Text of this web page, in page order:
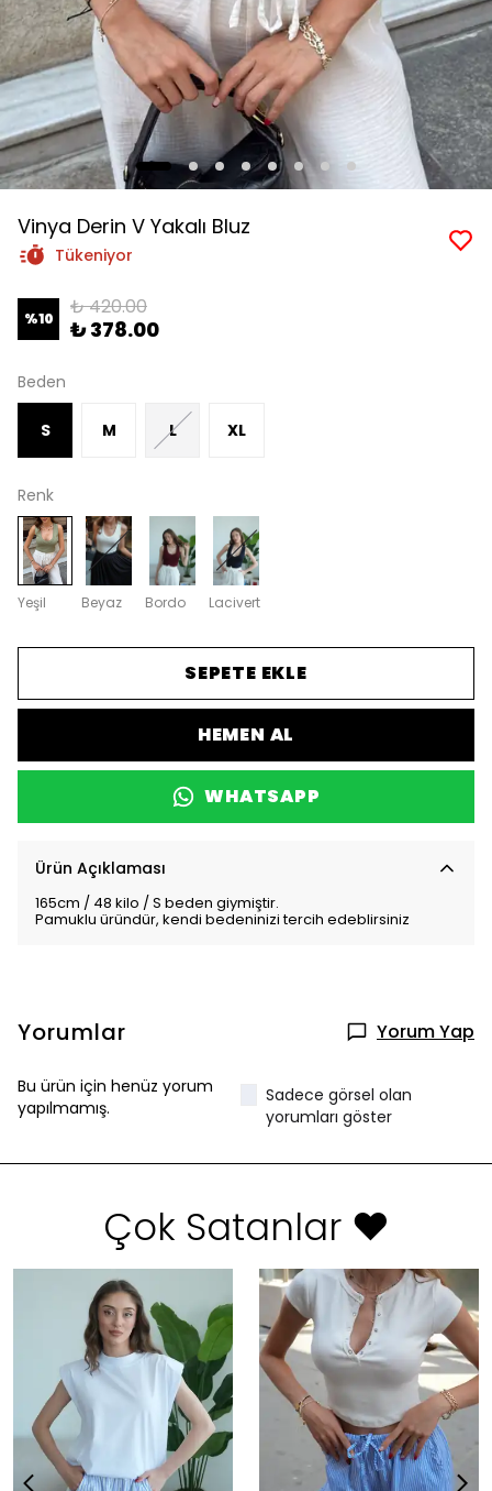
Vinya Derin V Yakalı Bluz
Tükeniyor
%10 ₺ 420.00
₺ 378.00
Beden
S M L XL
Renk
Yeşil Beyaz Bordo Lacivert
SEPETE EKLE
HEMEN AL
WHATSAPP
Ürün Açıklaması
165cm / 48 kilo / S beden giymiştir.
Pamuklu üründür, kendi bedeninizi tercih edeblirsiniz
Yorumlar Yorum Yap
Bu ürün için henüz yorum
yapılmamış.
Sadece görsel olan
yorumları göster
Çok Satanlar ❤️